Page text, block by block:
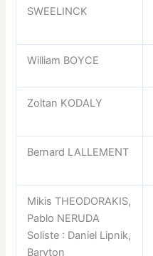
SWEELINCK
William BOYCE
Zoltan KODALY
Bernard LALLEMENT
Mikis THEODORAKIS,
Pablo NERUDA
Soliste : Daniel Lipnik,
Baryton